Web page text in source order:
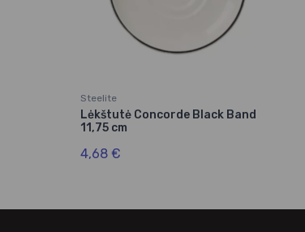
Steelite
Lėkštutė Concorde Black Band
11,75 cm
4,68 €